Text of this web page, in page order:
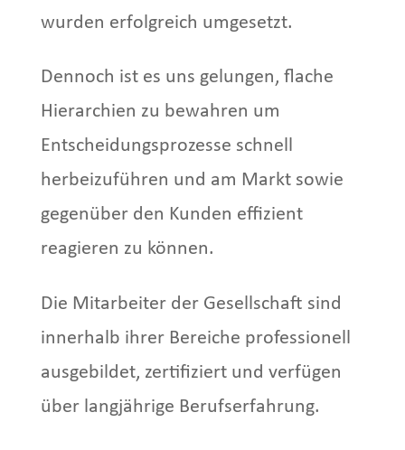
wurden erfolgreich umgesetzt.
Dennoch ist es uns gelungen, flache
Hierarchien zu bewahren um
Entscheidungsprozesse schnell
herbeizuführen und am Markt sowie
gegenüber den Kunden effizient
reagieren zu können.
Die Mitarbeiter der Gesellschaft sind
innerhalb ihrer Bereiche professionell
ausgebildet, zertifiziert und verfügen
über langjährige Berufserfahrung.